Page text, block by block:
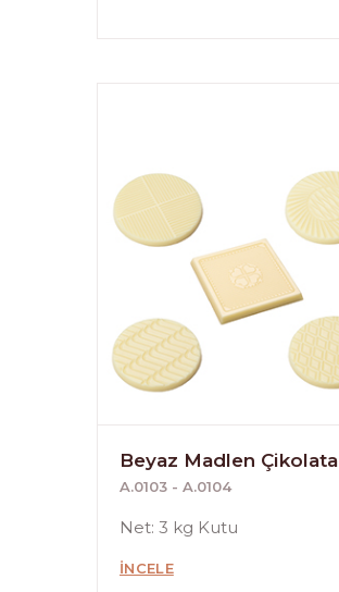
Beyaz Madlen Çikolata
A.0103 - A.0104
Net: 3 kg Kutu
İNCELE